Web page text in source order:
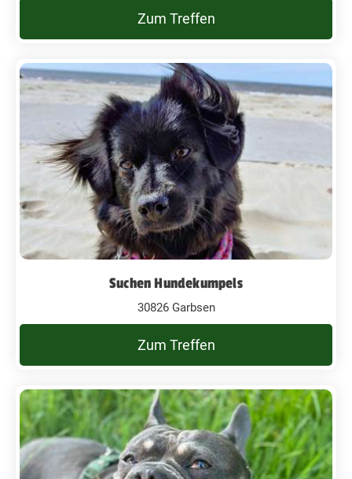
Zum Treffen
Suchen Hundekumpels
30826 Garbsen
Zum Treffen